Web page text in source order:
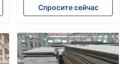
горячекатаная SS400
S235JR S355JR Для
Спросите сейчас